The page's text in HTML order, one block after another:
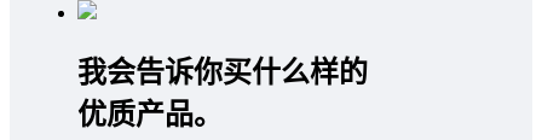
我会告诉你买什么样的
优质产品。